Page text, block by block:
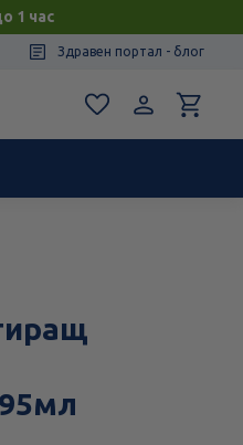
1 час
Здравен портал - блог